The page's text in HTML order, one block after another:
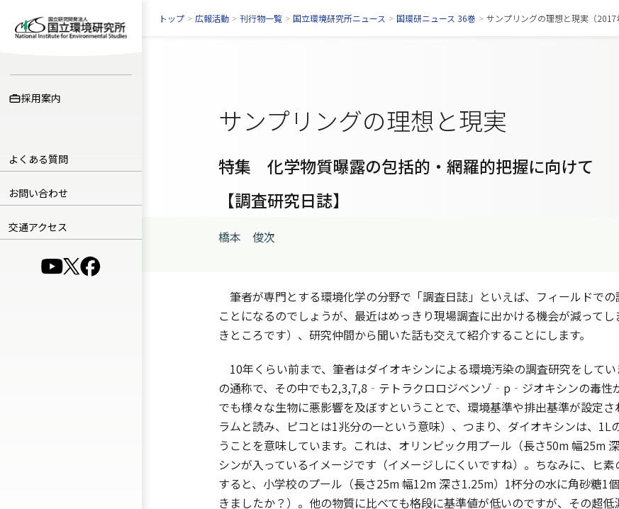
採用案内
よくある質問
お問い合わせ
交通アクセス
（別ウインドウで開きます）
（別ウインドウで開きます）
（別ウインドウで開きます）
トップ > 広報活動 > 刊行物一覧 > 国立環境研究所ニュース > 国環研ニュース 36巻 > サンプリングの理想と現実（2017
サンプリングの理想と現実
特集 化学物質曝露の包括的・網羅的把握に向けて
【調査研究日誌】
橋本 俊次
筆者が専門とする環境化学の分野で「調査日誌」といえば、フィールドで
ことになるのでしょうが、最近はめっきり現場調査に出かける機会が減って
きところです）、研究仲間から聞いた話も交えて紹介することにします。
10年くらい前まで、筆者はダイオキシンによる環境汚染の調査研究をして
の通称で、その中でも2,3,7,8‐テトラクロロジベンゾ‐p‐ジオキシンの毒性
でも様々な生物に悪影響を及ぼすということで、環境基準や排出基準が設定
ラムと読み、ピコとは1兆分の一という意味）、つまり、ダイオキシンは、
うことを意味しています。これは、オリンピック用プール（長さ50m 幅25m
シンが入っているイメージです（イメージしにくいですね）。ちなみに、ヒ
すると、小学校のプール（長さ25m 幅12m 深さ1.25m）1杯分の水に角砂糖1
きましたか？）。他の物質に比べても格段に基準値が低いのですが、その超